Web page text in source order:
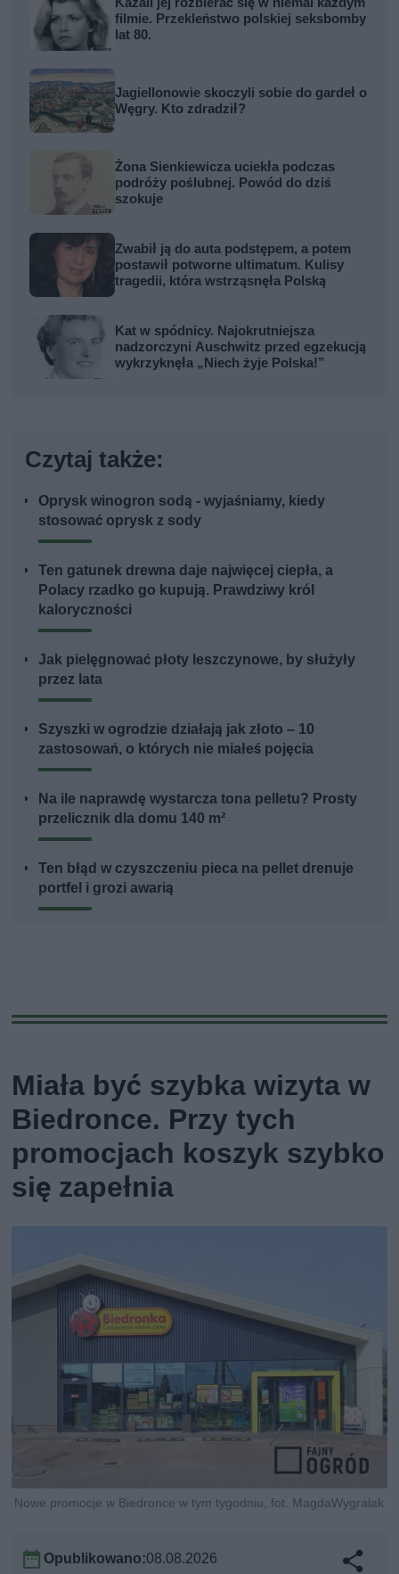
filmie. Przekleństwo polskiej seksbomby
lat 80.
Jagiellonowie skoczyli sobie do gardeł o
Węgry. Kto zdradził?
Żona Sienkiewicza uciekła podczas
podróży poślubnej. Powód do dziś
szokuje
Zwabił ją do auta podstępem, a potem
postawił potworne ultimatum. Kulisy
tragedii, która wstrząsnęła Polską
Kat w spódnicy. Najokrutniejsza
nadzorczyni Auschwitz przed egzekucją
wykrzyknęła „Niech żyje Polska!”
Czytaj także:
Oprysk winogron sodą - wyjaśniamy, kiedy
stosować oprysk z sody
Ten gatunek drewna daje najwięcej ciepła, a
Polacy rzadko go kupują. Prawdziwy król
kaloryczności
Jak pielęgnować płoty leszczynowe, by służyły
przez lata
Szyszki w ogrodzie działają jak złoto – 10
zastosowań, o których nie miałeś pojęcia
Na ile naprawdę wystarcza tona pelletu? Prosty
przelicznik dla domu 140 m²
Ten błąd w czyszczeniu pieca na pellet drenuje
portfel i grozi awarią
Miała być szybka wizyta w
Biedronce. Przy tych
promocjach koszyk szybko
się zapełnia
Nowe promocje w Biedronce w tym tygodniu, fot. MagdaWygralak
Opublikowano:08.08.2026